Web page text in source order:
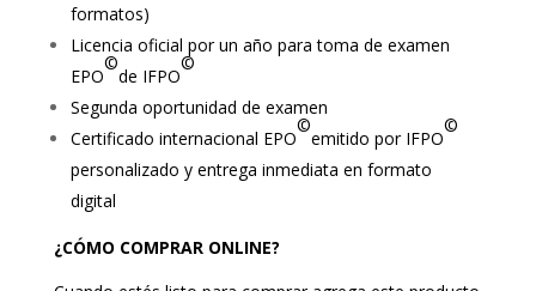
formatos)
Licencia oficial por un año para toma de examen
EPO
©
de IFPO
©
Segunda oportunidad de examen
Certificado internacional EPO
©
emitido por IFPO
©
personalizado y entrega inmediata en formato
digital
¿CÓMO COMPRAR ONLINE?